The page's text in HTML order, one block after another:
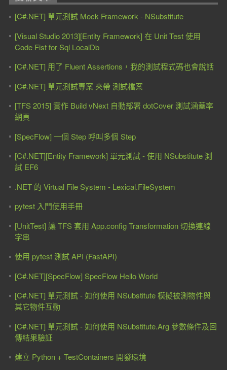
[C#.NET] 單元測試 Mock Framework - NSubstitute
[Visual Studio 2013][Entity Framework] 在 Unit Test 使用
Code Fist for Sql LocalDb
[C#.NET] 用了 Fluent Assertions，我的測試程式碼也會說話
[C#.NET] 單元測試專案 夾帶 測試檔案
[TFS 2015] 實作 Build vNext 自動部署 dotCover 測試涵蓋率
網頁
[SpecFlow] 一個 Step 呼叫多個 Step
[C#.NET][Entity Framework] 單元測試 - 使用 NSubstitute 測
試 EF6
.NET 的 Virtual File System - Lexical.FileSystem
pytest 入門使用手冊
[UnitTest] 讓 TFS 套用 App.config Transformation 切換連線
字串
使用 pytest 測試 API (FastAPI)
[C#.NET][SpecFlow] SpecFlow Hello World
[C#.NET] 單元測試 - 如何使用 NSubstitute 模擬被測物件與
其它物件互動
[C#.NET] 單元測試 - 如何使用 NSubstitute.Arg 參數條件及回
傳結果驗証
建立 Python + TestContainers 開發環境